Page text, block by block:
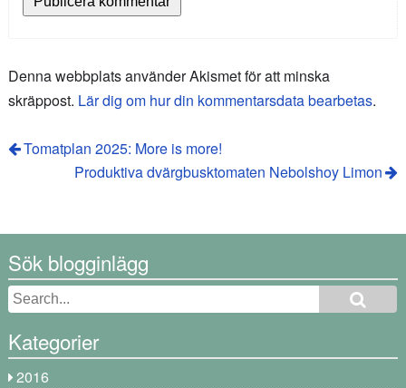
Denna webbplats använder Akismet för att minska
skräppost. Lär dig om hur din kommentarsdata bearbetas.
Tomatplan 2025: More is more!
Produktiva dvärgbusktomaten Nebolshoy Limon
Sök blogginlägg
Kategorier
2016